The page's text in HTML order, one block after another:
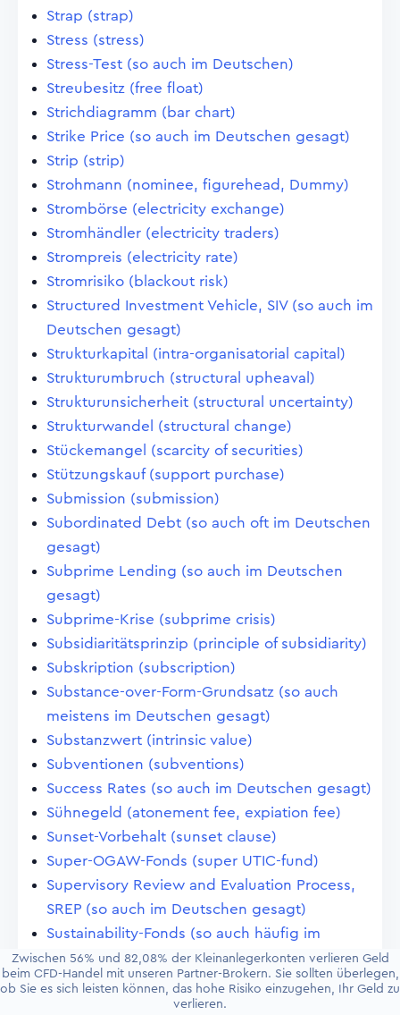
Strap (strap)
Stress (stress)
Stress-Test (so auch im Deutschen)
Streubesitz (free float)
Strichdiagramm (bar chart)
Strike Price (so auch im Deutschen gesagt)
Strip (strip)
Strohmann (nominee, figurehead, Dummy)
Strombörse (electricity exchange)
Stromhändler (electricity traders)
Strompreis (electricity rate)
Stromrisiko (blackout risk)
Structured Investment Vehicle, SIV (so auch im
Deutschen gesagt)
Strukturkapital (intra-organisatorial capital)
Strukturumbruch (structural upheaval)
Strukturunsicherheit (structural uncertainty)
Strukturwandel (structural change)
Stückemangel (scarcity of securities)
Stützungskauf (support purchase)
Submission (submission)
Subordinated Debt (so auch oft im Deutschen
gesagt)
Subprime Lending (so auch im Deutschen
gesagt)
Subprime-Krise (subprime crisis)
Subsidiaritätsprinzip (principle of subsidiarity)
Subskription (subscription)
Substance-over-Form-Grundsatz (so auch
meistens im Deutschen gesagt)
Substanzwert (intrinsic value)
Subventionen (subventions)
Success Rates (so auch im Deutschen gesagt)
Sühnegeld (atonement fee, expiation fee)
Sunset-Vorbehalt (sunset clause)
Super-OGAW-Fonds (super UTIC-fund)
Supervisory Review and Evaluation Process,
SREP (so auch im Deutschen gesagt)
Sustainability-Fonds (so auch häufig im
Deutschen)
Swap (swap)
Swap, devisenbezogener (foreign rate
Zwischen 56% und 82,08% der Kleinanlegerkonten verlieren Geld
beim CFD-Handel mit unseren Partner-Brokern. Sie sollten überlegen,
ob Sie es sich leisten können, das hohe Risiko einzugehen, Ihr Geld zu
verlieren.